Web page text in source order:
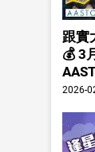
跟實
💰 3
2026-